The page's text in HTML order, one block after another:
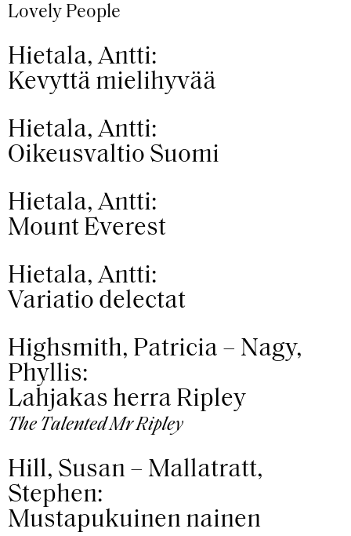
Lovely People
Hietala, Antti:
Kevyttä mielihyvää
Hietala, Antti:
Oikeusvaltio Suomi
Hietala, Antti:
Mount Everest
Hietala, Antti:
Variatio delectat
Highsmith, Patricia – Nagy,
Phyllis:
Lahjakas herra Ripley
The Talented Mr Ripley
Hill, Susan – Mallatratt,
Stephen:
Mustapukuinen nainen